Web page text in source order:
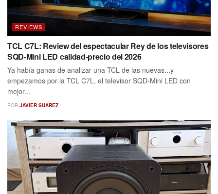
REVIEWS
TCL C7L: Review del espectacular Rey de los televisores
SQD-Mini LED calidad-precio del 2026
Ya había ganas de analizar una TCL de las nuevas...y
empezamos por la TCL C7L, el televisor SQD-Mini LED con
mejor...
POR JAVIER SUAREZ